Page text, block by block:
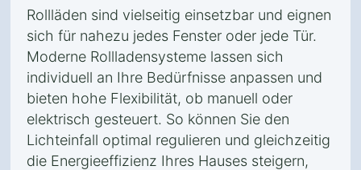
Rollläden sind vielseitig einsetzbar und eignen
sich für nahezu jedes Fenster oder jede Tür.
Moderne Rollladensysteme lassen sich
individuell an Ihre Bedürfnisse anpassen und
bieten hohe Flexibilität, ob manuell oder
elektrisch gesteuert. So können Sie den
Lichteinfall optimal regulieren und gleichzeitig
die Energieeffizienz Ihres Hauses steigern,